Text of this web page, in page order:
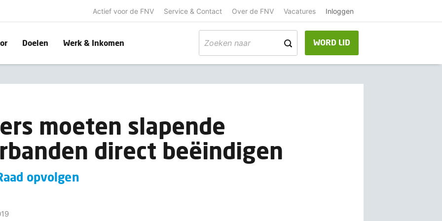
Actief voor de FNV Service & Contact Over de FNV Vacatures Inloggen
Doelen Werk & Inkomen WORD LID
moeten slapende
direct beëindigen
opvolgen